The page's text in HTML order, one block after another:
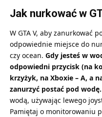
Jak nurkować w
W GTA V, aby zanurkować
odpowiednie miejsce do
czy ocean. Gdy jesteś w
odpowiedni przycisk (na
krzyżyk, na Xboxie – A, a
zanurzyć postać pod wodę.
wodą, używając lewego
Pamiętaj o monitorowaniu